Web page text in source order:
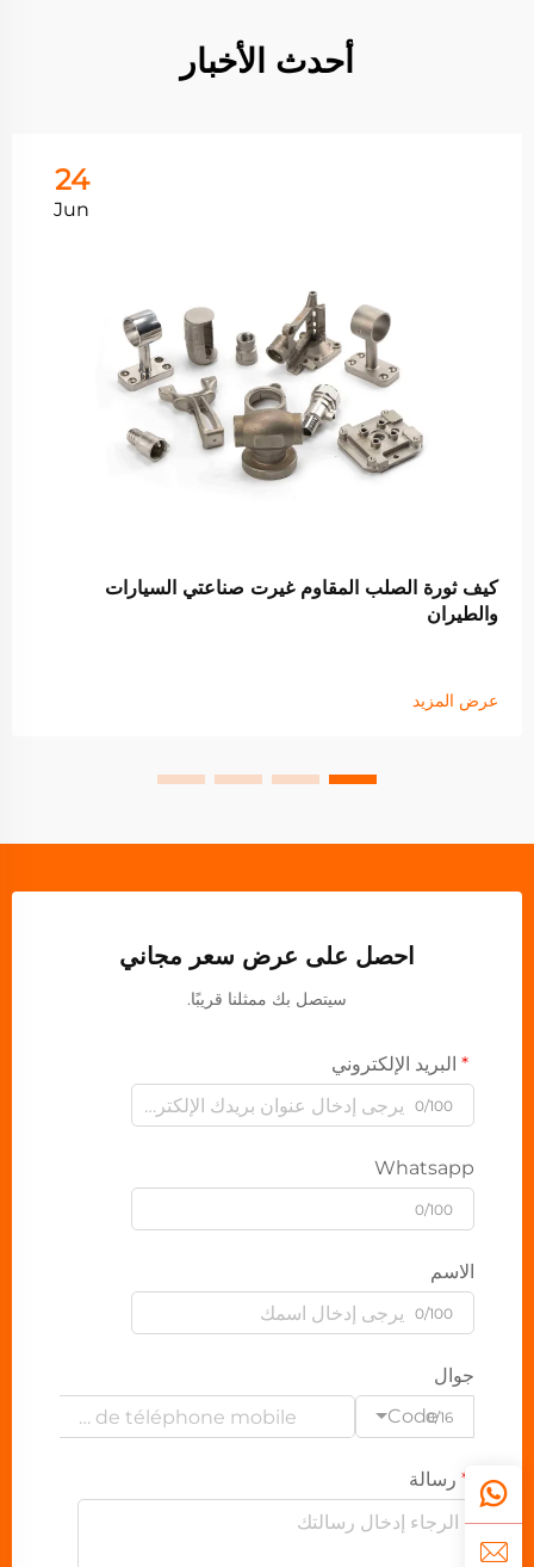
أحدث الأخبار
24
Jun
كيف ثورة الصلب المقاوم غيرت صناعتي السيارات
والطيران
عرض المزيد
احصل على عرض سعر مجاني
سيتصل بك ممثلنا قريبًا.
البريد الإلكتروني
0/100
Whatsapp
0/100
الاسم
0/100
جوال
Code0/16
رسالة